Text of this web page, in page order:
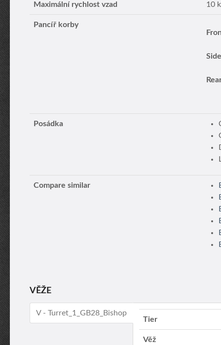
Maximální rychlost vzad 10
Pancíř korby
Posádka
Compare similar
VĚŽE
V - Turret_1_GB28_Bishop
Tier
Věž